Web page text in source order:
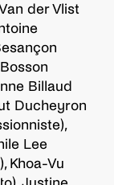
der Vlist
Billaud
Ducheyron
Lee
Khoa-Vu